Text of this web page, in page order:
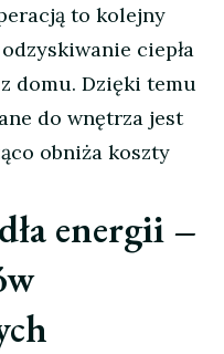
to kolejny
ciepła
domu. Dzięki temu
do wnętrza jest
obniża koszty
energii –